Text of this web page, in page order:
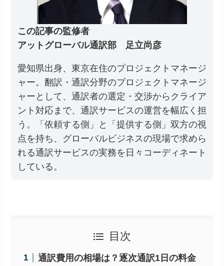
この記事の監修者
アットグローバル通訳部
足立尚彦
愛知県出身、東京在住のプロジェクトマネージ
ャー。翻訳・通訳分野のプロジェクトマネージ
ャーとして、通訳者の選定・交渉からクライア
ント対応まで、通訳サービスの運営を幅広く担
う。「依頼する側」と「提供する側」双方の視
点を持ち、グローバルビジネスの現場で求めら
れる通訳サービスの実務を日々コーディネート
している。
目次
通訳費用の相場は？逐次通訳1日の料金